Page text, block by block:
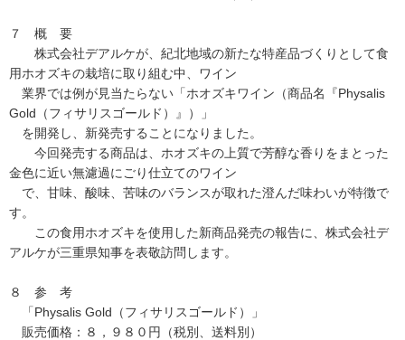
７ 概 要
株式会社デアルケが、紀北地域の新たな特産品づくりとして食
用ホオズキの栽培に取り組む中、ワイン
業界では例が見当たらない「ホオズキワイン（商品名『Physalis
Gold（フィサリスゴールド）』）」
を開発し、新発売することになりました。
今回発売する商品は、ホオズキの上質で芳醇な香りをまとった
金色に近い無濾過にごり仕立てのワイン
で、甘味、酸味、苦味のバランスが取れた澄んだ味わいが特徴で
す。
この食用ホオズキを使用した新商品発売の報告に、株式会社デ
アルケが三重県知事を表敬訪問します。
８ 参 考
「Physalis Gold（フィサリスゴールド）」
販売価格：８，９８０円（税別、送料別）